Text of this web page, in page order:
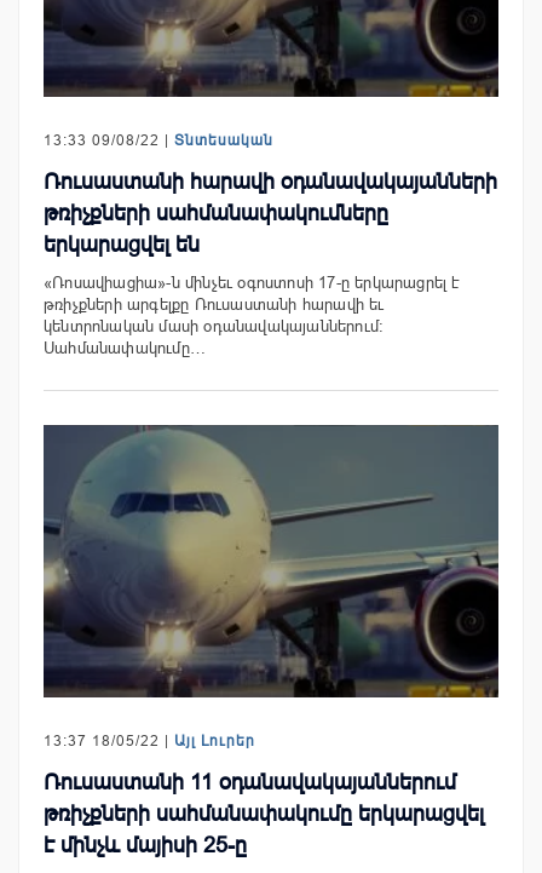
13:33 09/08/22 | Տնտեսական
Ռուսաստանի հարավի օդանավակայանների
թռիչքների սահմանափակումները
երկարացվել են
«Ռոսավիացիա»-ն մինչեւ օգոստոսի 17-ը երկարացրել է
թռիչքների արգելքը Ռուսաստանի հարավի եւ
կենտրոնական մասի օդանավակայաններում:
Սահմանափակումը…
13:37 18/05/22 | Այլ Լուրեր
Ռուսաստանի 11 օդանավակայաններում
թռիչքների սահմանափակումը երկարացվել
է մինչև մայիսի 25-ը